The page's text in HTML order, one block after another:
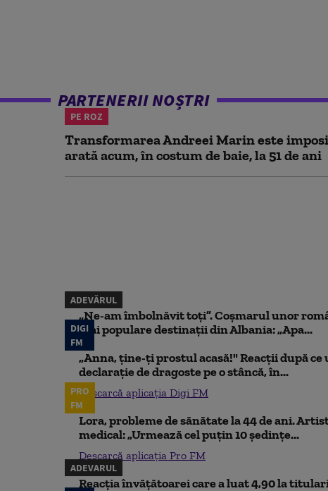
PARTENERII NOȘTRI
PE ROZ
Transformarea Andreei Marin este
arată acum, în costum de baie, la 51 de ani
ADEVĂRUL
„Ne-am îmbolnăvit toți”. Coșmarul unor
mai populare destinații din Albania: „Apa...
DIGI
FM
„Anna, ţine-ţi prostul acasă!" Reacţii după ce
declaraţie de dragoste pe o stâncă, în...
Descarcă aplicația Digi FM
PRO
FM
Lora, probleme de sănătate la 44 de ani.
medical: „Urmează cel puțin 10 ședințe...
Descarcă aplicația Pro FM
ADEVARUL
Reacția învățătoarei care a luat 4,90 la